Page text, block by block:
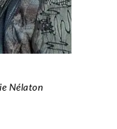
Nélaton